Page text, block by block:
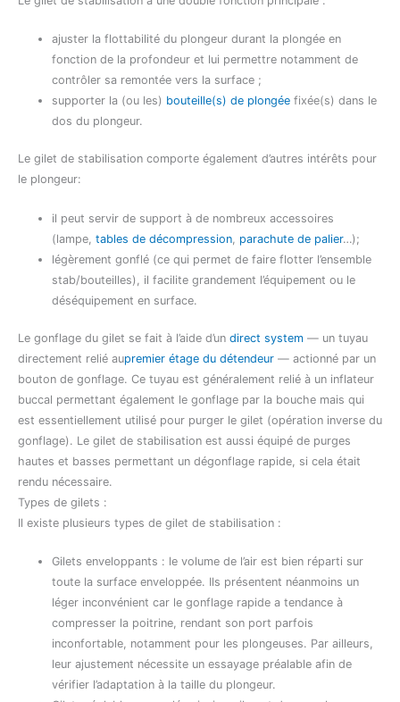
ajuster la flottabilité du plongeur durant la plongée en
fonction de la profondeur et lui permettre notamment de
contrôler sa remontée vers la surface ;
supporter la (ou les) bouteille(s) de plongée fixée(s) dans le
dos du plongeur.
Le gilet de stabilisation comporte également d’autres intérêts pour
le plongeur:
il peut servir de support à de nombreux accessoires
(lampe,tables de décompression parachute de palier…);
légèrement gonflé (ce qui permet de faire flotter l’ensemble
stab/bouteilles), il facilite grandement l’équipement ou le
déséquipement en surface.
Le gonflage du gilet se fait à l’aide d’un direct system — un tuyau
directement relié aupremier étage du détendeur — actionné par un
bouton de gonflage. Ce tuyau est généralement relié à un inflateur
buccal permettant également le gonflage par la bouche mais qui
est essentiellement utilisé pour purger le gilet (opération inverse du
gonflage). Le gilet de stabilisation est aussi équipé de purges
hautes et basses permettant un dégonflage rapide, si cela était
rendu nécessaire.
Types de gilets :
Il existe plusieurs types de gilet de stabilisation :
Gilets enveloppants : le volume de l’air est bien réparti sur
toute la surface enveloppée. Ils présentent néanmoins un
léger inconvénient car le gonflage rapide a tendance à
compresser la poitrine, rendant son port parfois
inconfortable, notamment pour les plongeuses. Par ailleurs,
leur ajustement nécessite un essayage préalable afin de
vérifier l’adaptation à la taille du plongeur.